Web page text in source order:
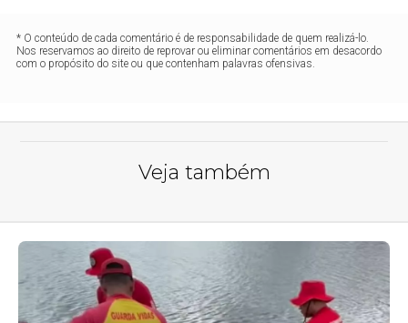
* O conteúdo de cada comentário é de responsabilidade de quem realizá-lo.
Nos reservamos ao direito de reprovar ou eliminar comentários em desacordo
com o propósito do site ou que contenham palavras ofensivas.
Veja também